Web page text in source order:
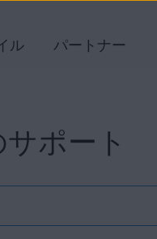
ル パートナー
ポート